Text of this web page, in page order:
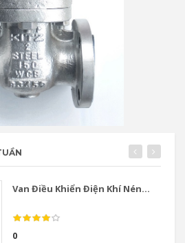
Van Điều Khiển Điện Khí Nén...
0